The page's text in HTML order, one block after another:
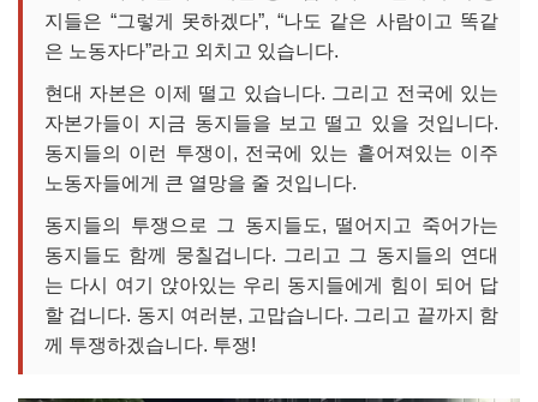
지들은 “그렇게 못하겠다”, “나도 같은 사람이고 똑같
은 노동자다”라고 외치고 있습니다.
현대 자본은 이제 떨고 있습니다. 그리고 전국에 있는
자본가들이 지금 동지들을 보고 떨고 있을 것입니다.
동지들의 이런 투쟁이, 전국에 있는 흩어져있는 이주
노동자들에게 큰 열망을 줄 것입니다.
동지들의 투쟁으로 그 동지들도, 떨어지고 죽어가는
동지들도 함께 뭉칠겁니다. 그리고 그 동지들의 연대
는 다시 여기 앉아있는 우리 동지들에게 힘이 되어 답
할 겁니다. 동지 여러분, 고맙습니다. 그리고 끝까지 함
께 투쟁하겠습니다. 투쟁!